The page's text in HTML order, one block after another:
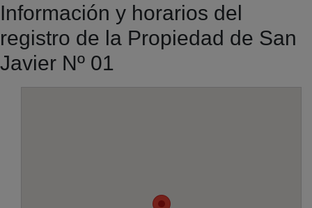
Información y horarios del
registro de la Propiedad de San
Javier Nº 01